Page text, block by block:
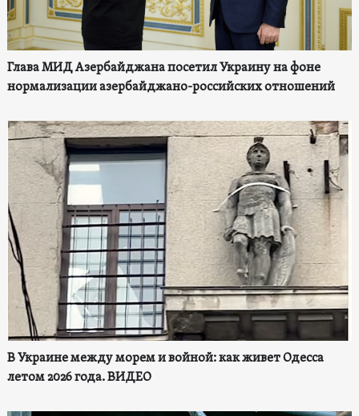
Глава МИД Азербайджана посетил Украину на фоне
нормализации азербайджано-российских отношений
В Украине между морем и войной: как живет Одесса
летом 2026 года. ВИДЕО